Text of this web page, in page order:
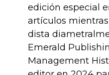
edición especial
artículos
dista
Emerald
Management